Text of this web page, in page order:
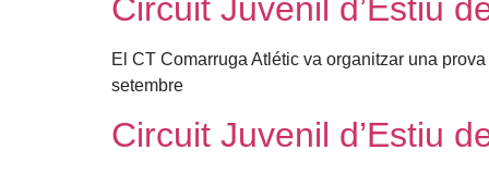
Circuit Juvenil d’Estiu
El CT Comarruga Atlétic va organitzar una
setembre
Circuit Juvenil d’Estiu